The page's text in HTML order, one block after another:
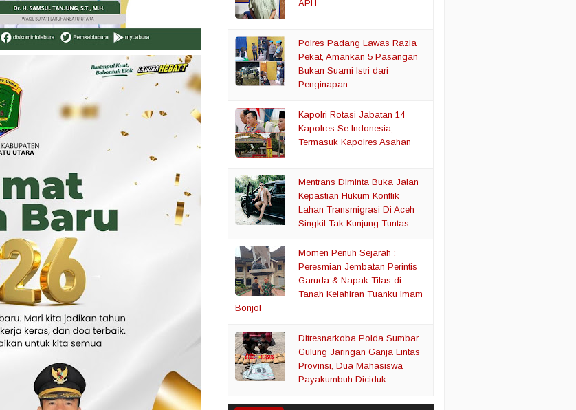
APH
Polres Padang Lawas Razia
Pekat, Amankan 5 Pasangan
Bukan Suami Istri dari
Penginapan
Kapolri Rotasi Jabatan 14
Kapolres Se Indonesia,
Termasuk Kapolres Asahan
Mentrans Diminta Buka Jalan
Kepastian Hukum Konflik
Lahan Transmigrasi Di Aceh
Singkil Tak Kunjung Tuntas
Momen Penuh Sejarah :
Peresmian Jembatan Perintis
Garuda & Napak Tilas di
Tanah Kelahiran Tuanku Imam
Bonjol
Ditresnarkoba Polda Sumbar
Gulung Jaringan Ganja Lintas
Provinsi, Dua Mahasiswa
Payakumbuh Diciduk